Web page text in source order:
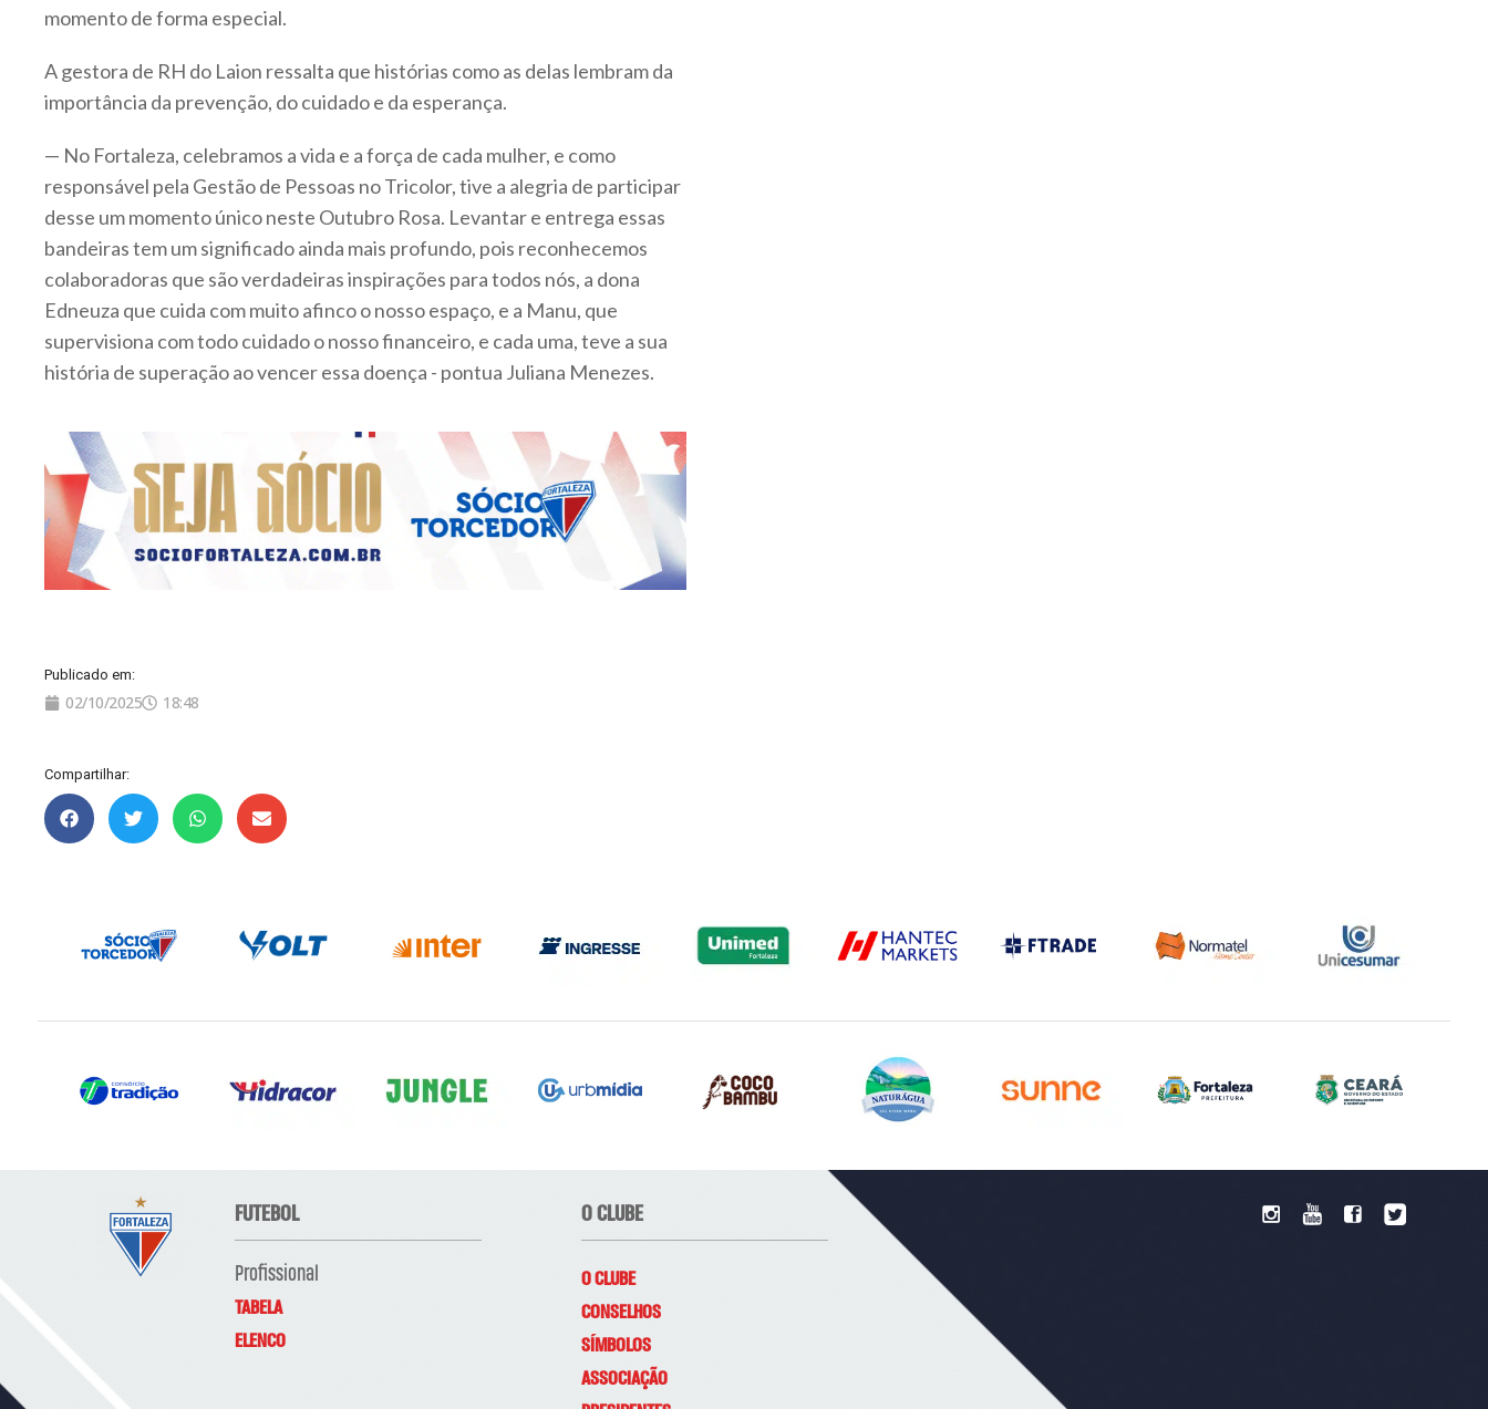
momento de forma especial.
A gestora de RH do Laion ressalta que histórias como as delas lembram da
importância da prevenção, do cuidado e da esperança.
— No Fortaleza, celebramos a vida e a força de cada mulher, e como
responsável pela Gestão de Pessoas no Tricolor, tive a alegria de participar
desse um momento único neste Outubro Rosa. Levantar e entrega essas
bandeiras tem um significado ainda mais profundo, pois reconhecemos
colaboradoras que são verdadeiras inspirações para todos nós, a dona
Edneuza que cuida com muito afinco o nosso espaço, e a Manu, que
supervisiona com todo cuidado o nosso financeiro, e cada uma, teve a sua
história de superação ao vencer essa doença - pontua Juliana Menezes.
Publicado em:
02/10/2025 18:48
Compartilhar:
FUTEBOL
Profissional
TABELA
ELENCO
O CLUBE
O CLUBE
CONSELHOS
SÍMBOLOS
ASSOCIAÇÃO